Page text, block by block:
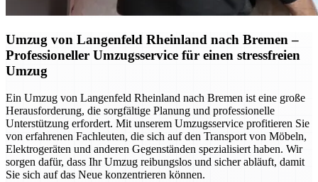
Umzug von Langenfeld Rheinland nach Bremen –
Professioneller Umzugsservice für einen stressfreien
Umzug
Ein Umzug von Langenfeld Rheinland nach Bremen ist eine große
Herausforderung, die sorgfältige Planung und professionelle
Unterstützung erfordert. Mit unserem Umzugsservice profitieren Sie
von erfahrenen Fachleuten, die sich auf den Transport von Möbeln,
Elektrogeräten und anderen Gegenständen spezialisiert haben. Wir
sorgen dafür, dass Ihr Umzug reibungslos und sicher abläuft, damit
Sie sich auf das Neue konzentrieren können.